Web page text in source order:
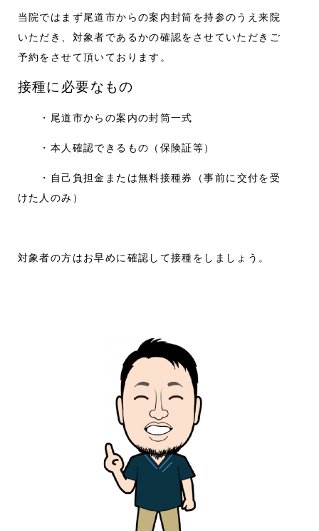
当院ではまず尾道市からの案内封筒を持参のうえ来院
いただき、対象者であるかの確認をさせていただきご
予約をさせて頂いております。
接種に必要なもの
・尾道市からの案内の封筒一式
・本人確認できるもの（保険証等）
・自己負担金または無料接種券（事前に交付を受
けた人のみ）
対象者の方はお早めに確認して接種をしましょう。